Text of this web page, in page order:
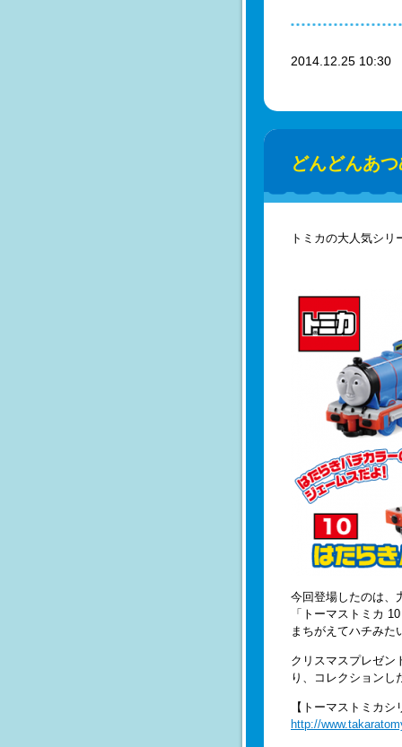
2014.12.25
どんどんあ
トミカの大人気シ
今回登場したのは、
「トーマストミカ
まちがえてハチみた
クリスマスプレゼン
り、
コレクション
【トーマストミカ
http://